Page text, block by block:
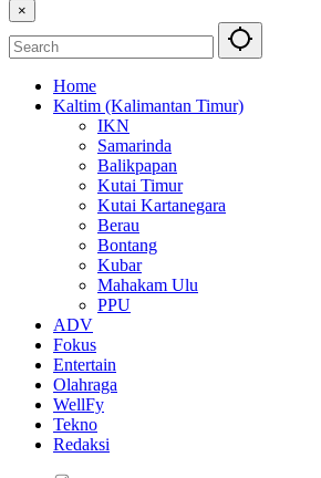
×
Home
Kaltim (Kalimantan Timur)
IKN
Samarinda
Balikpapan
Kutai Timur
Kutai Kartanegara
Berau
Bontang
Kubar
Mahakam Ulu
PPU
ADV
Fokus
Entertain
Olahraga
WellFy
Tekno
Redaksi